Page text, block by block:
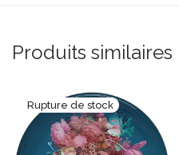
Produits similaires